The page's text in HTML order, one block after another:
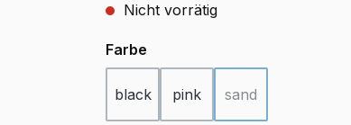
Nicht vorrätig
Farbe
black pink sand
(Diese Option ist